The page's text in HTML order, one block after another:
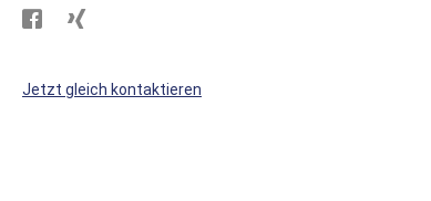
Besuchen
WS
WS
Jetzt gleich kontaktieren